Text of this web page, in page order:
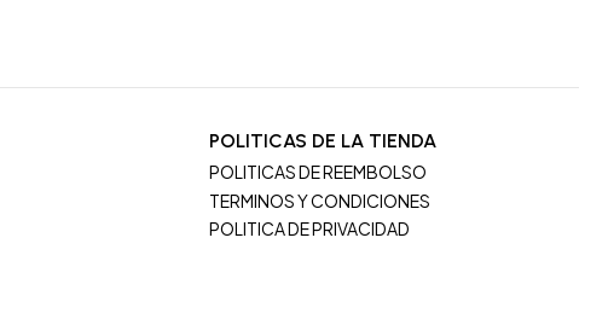
POLITICAS DE LA TIENDA
POLITICAS DE REEMBOLSO
TERMINOS Y CONDICIONES
POLITICA DE PRIVACIDAD